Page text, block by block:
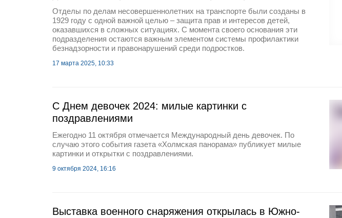
Отделы по делам несовершеннолетних на транспорте были созданы в
1929 году с одной важной целью – защита прав и интересов детей,
оказавшихся в сложных ситуациях. С момента своего основания эти
подразделения остаются важным элементом системы профилактики
безнадзорности и правонарушений среди подростков.
17 марта 2025, 10:33
С Днем девочек 2024: милые картинки с
поздравлениями
Ежегодно 11 октября отмечается Международный день девочек. По
случаю этого события газета «Холмская панорама» публикует милые
картинки и открытки с поздравлениями.
9 октября 2024, 16:16
Выставка военного снаряжения открылась в Южно-